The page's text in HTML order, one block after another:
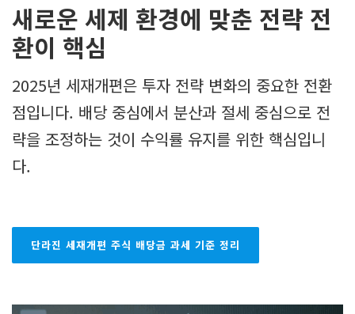
새로운 세제 환경에 맞춘 전략 전
환이 핵심
2025년 세재개편은 투자 전략 변화의 중요한 전환
점입니다. 배당 중심에서 분산과 절세 중심으로 전
략을 조정하는 것이 수익률 유지를 위한 핵심입니
다.
단라진 세재개편 주식 배당금 과세 기준 정리